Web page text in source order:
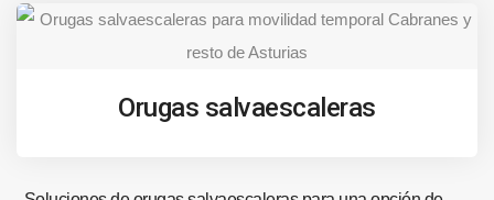
Orugas salvaescaleras